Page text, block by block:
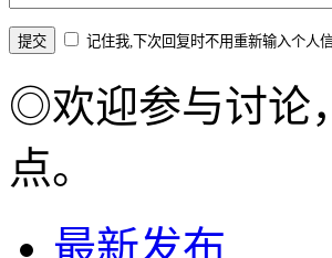
记住我,下次回复时不用重新输入个人
◎欢迎参与讨论
点。
最新发布